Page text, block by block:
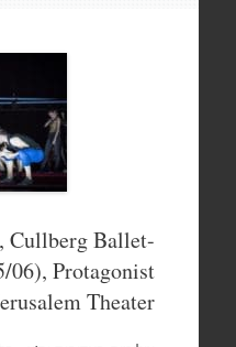
Cullberg Ballet-
06), Protagonist
Theater